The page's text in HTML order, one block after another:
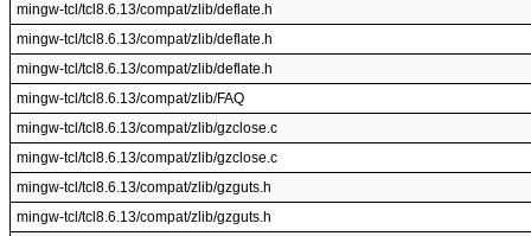
mingw-tcl/tcl8.6.13/compat/zlib/deflate.h
mingw-tcl/tcl8.6.13/compat/zlib/deflate.h
mingw-tcl/tcl8.6.13/compat/zlib/deflate.h
mingw-tcl/tcl8.6.13/compat/zlib/FAQ
mingw-tcl/tcl8.6.13/compat/zlib/gzclose.c
mingw-tcl/tcl8.6.13/compat/zlib/gzclose.c
mingw-tcl/tcl8.6.13/compat/zlib/gzguts.h
mingw-tcl/tcl8.6.13/compat/zlib/gzguts.h